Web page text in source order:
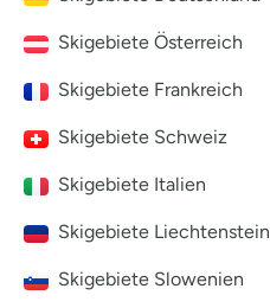
Skigebiete Österreich
Skigebiete Frankreich
Skigebiete Schweiz
Skigebiete Italien
Skigebiete Liechtenstein
Skigebiete Slowenien